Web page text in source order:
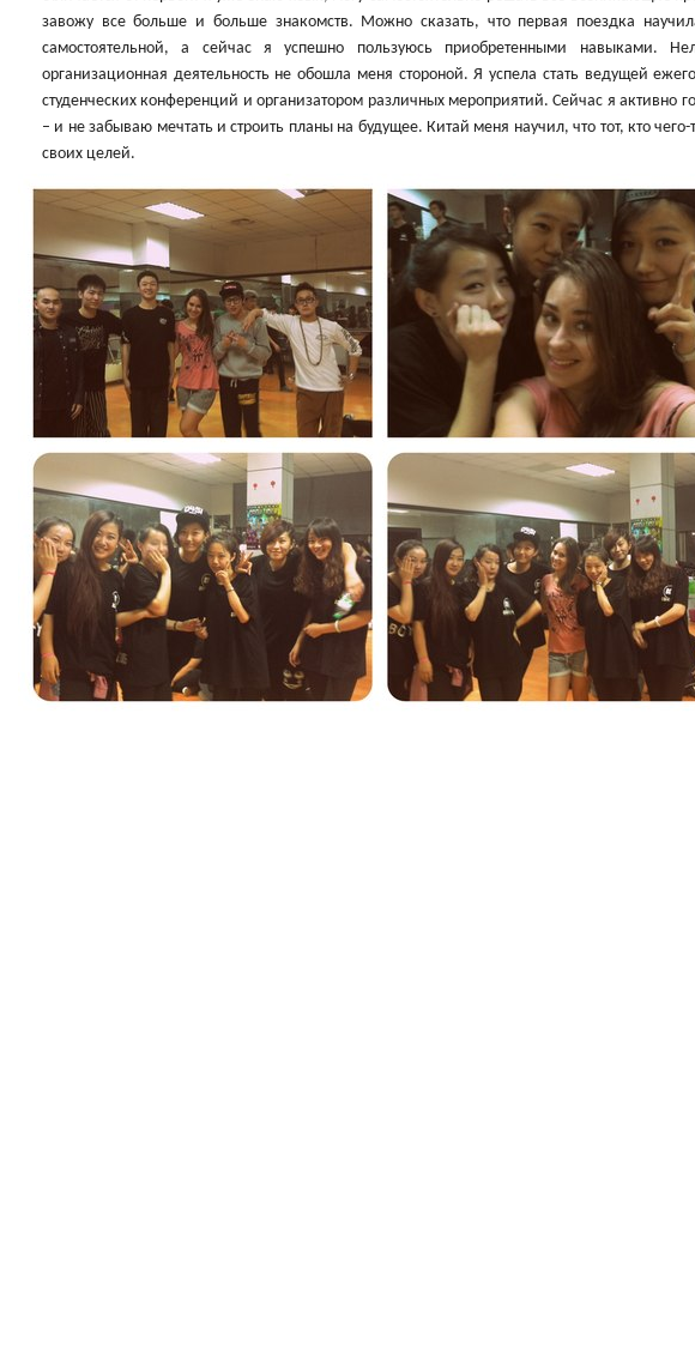
завожу все больше и больше знакомств. Можно сказать, что первая поездка
самостоятельной, а сейчас я успешно пользуюсь приобретенными навыками.
организационная деятельность не обошла меня стороной. Я успела стать ведущей
студенческих конференций и организатором различных мероприятий. Сейчас я активно
– и не забываю мечтать и строить планы на будущее. Китай меня научил, что тот, кто
своих целей.